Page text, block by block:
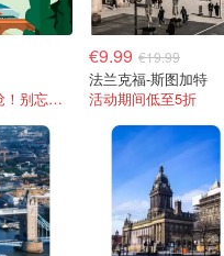
德国14点开抢！别忘了输密码哟！
€9.99 €19.99
法兰克福-斯图加特
活动期间低至5折